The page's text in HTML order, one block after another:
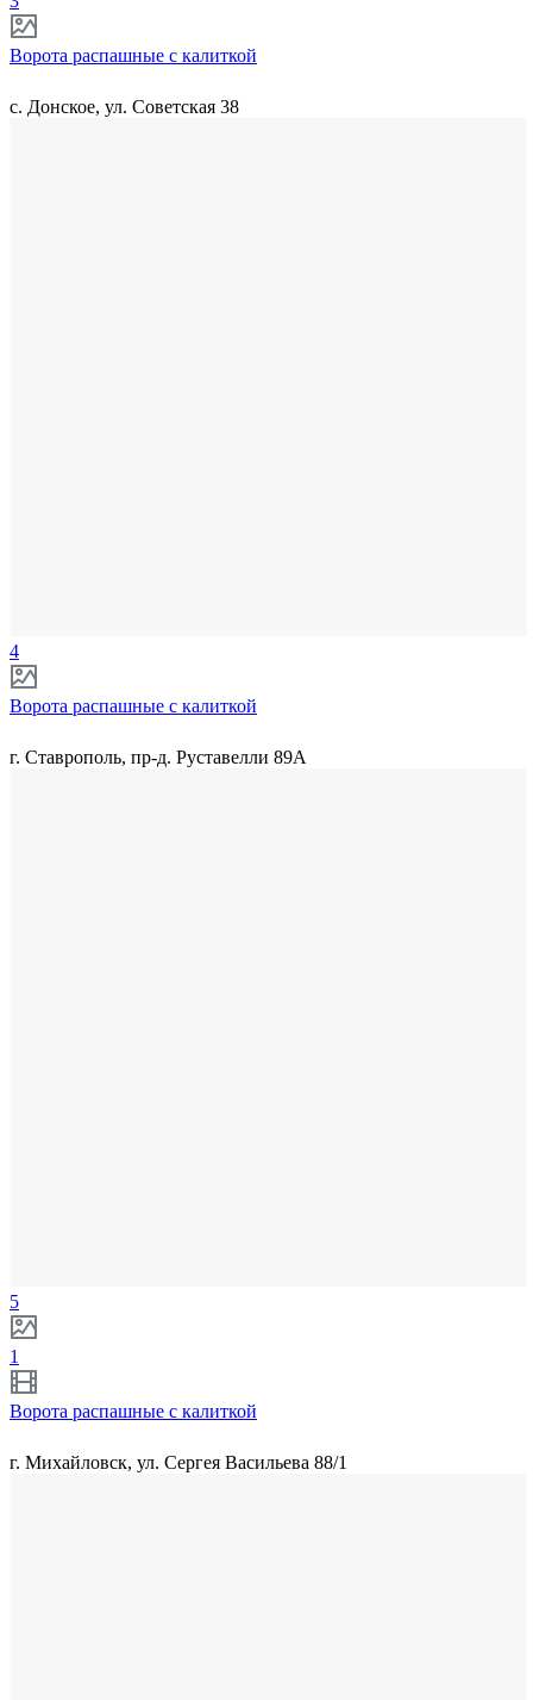
Ворота распашные с калиткой
с. Донское, ул. Советская 38
4
Ворота распашные с калиткой
г. Ставрополь, пр-д. Руставелли 89А
5
1
Ворота распашные с калиткой
г. Михайловск, ул. Сергея Васильева 88/1